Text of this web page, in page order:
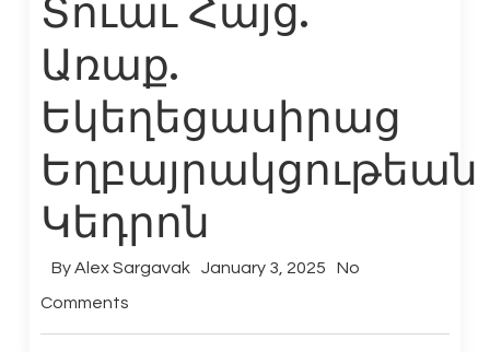
Առաք.
Եկեղեցասիրաց
Եղբայրակցութեան
Կեդրոն
ByAlex Sargavak January 3, 2025
No
Comments